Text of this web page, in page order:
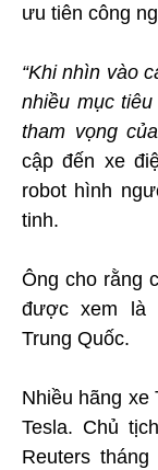
ưu tiên công
“Khi nhìn vào
nhiều mục
tham vọng
cập đến xe
robot hình
tinh.
Ông cho rằng
được xem là
Trung Quốc.
Nhiều hãng xe
Tesla. Chủ
Reuters